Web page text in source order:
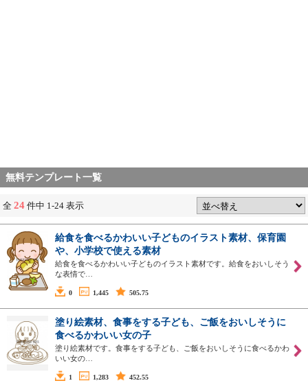
無料テンプレート一覧
全 24 件中 1-24 表示
給食を食べるかわいい子どものイラスト素材、保育園
や、小学校で使える素材
給食を食べるかわいい子どものイラスト素材です。給食をおいしそう
な表情で…
0 1,445 505.75
塗り絵素材、食事をする子ども、ご飯をおいしそうに
食べるかわいい女の子
塗り絵素材です。食事をする子ども、ご飯をおいしそうに食べるかわ
いい女の…
1 1,283 452.55